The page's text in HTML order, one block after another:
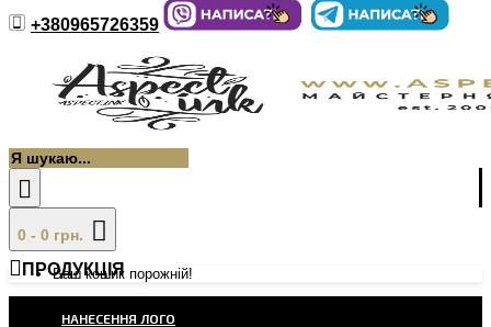
+380965726359
0 - 0 грн.
Ваш кошик порожній!
ПРОДУКЦІЯ
НАНЕСЕННЯ ЛОГО